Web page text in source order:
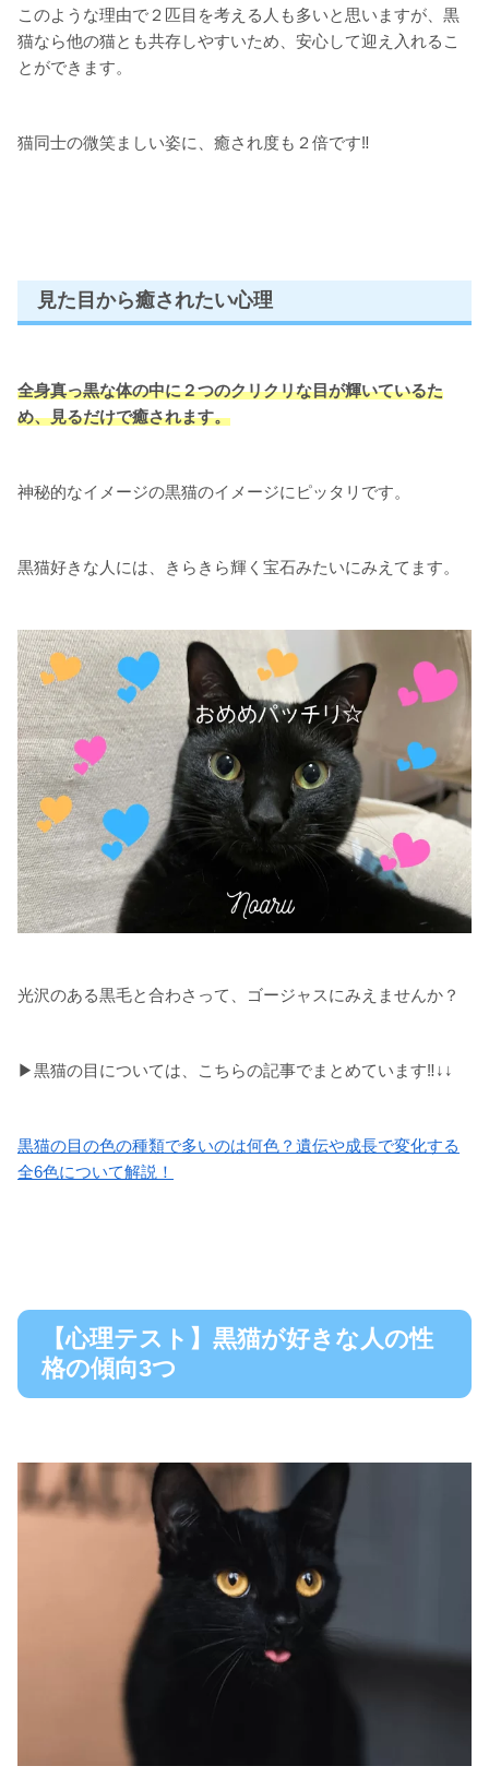
このような理由で２匹目を考える人も多いと思いますが、黒
猫なら他の猫とも共存しやすいため、安心して迎え入れるこ
とができます。
猫同士の微笑ましい姿に、癒され度も２倍です‼
見た目から癒されたい心理
全身真っ黒な体の中に２つのクリクリな目が輝いているた
め、見るだけで癒されます。
神秘的なイメージの黒猫のイメージにピッタリです。
黒猫好きな人には、きらきら輝く宝石みたいにみえてます。
光沢のある黒毛と合わさって、ゴージャスにみえませんか？
▶黒猫の目については、こちらの記事でまとめています‼↓↓
黒猫の目の色の種類で多いのは何色？遺伝や成長で変化する
全6色について解説！
【心理テスト】黒猫が好きな人の性
格の傾向3つ